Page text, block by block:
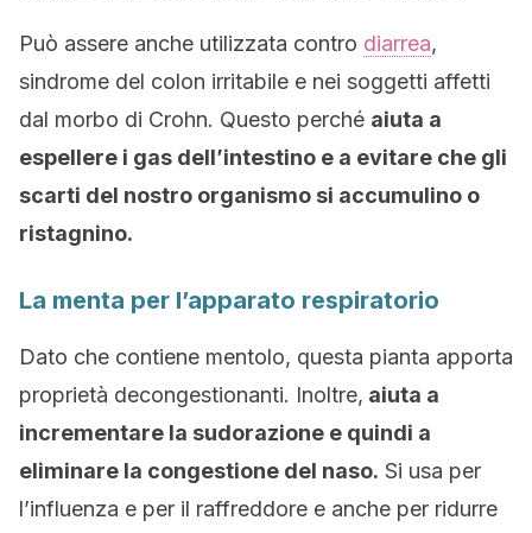
Può assere anche utilizzata contro diarrea,
sindrome del colon irritabile e nei soggetti affetti
dal morbo di Crohn. Questo perché aiuta a
espellere i gas dell’intestino e a evitare che gli
scarti del nostro organismo si accumulino o
ristagnino.
La menta per l’apparato respiratorio
Dato che contiene mentolo, questa pianta apporta
proprietà decongestionanti. Inoltre, aiuta a
incrementare la sudorazione e quindi a
eliminare la congestione del naso. Si usa per
l’influenza e per il raffreddore e anche per ridurre